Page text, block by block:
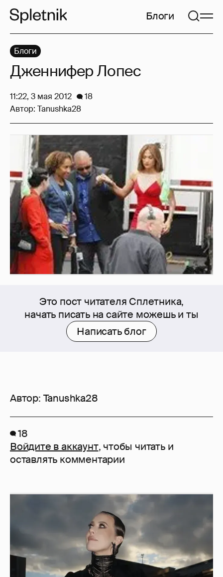
Блоги
Это пост читателя Сплетника,
начать писать на сайте можешь и ты
Написать блог
Автор: Tanushka28
Блоги
Дженнифер Лопес
11:22, 3 мая 2012
18
Автор: Tanushka28
18
Войдите в аккаунт, чтобы читать и
оставлять комментарии